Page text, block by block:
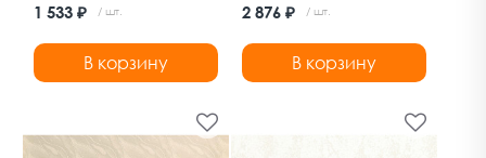
абрикосовый
Дельфа
1 533 ₽ / шт.
В корзину
2 876 ₽ / шт.
В корзину